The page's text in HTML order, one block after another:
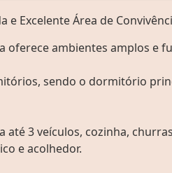
e Excelente Área de
oferece ambientes amplos e
sendo o dormitório
3 veículos, cozinha,
e acolhedor.